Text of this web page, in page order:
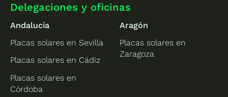
Delegaciones y oficinas
Andalucía
Placas solares en Sevilla
Placas solares en Cádiz
Placas solares en
Córdoba
Aragón
Placas solares en
Zaragoza